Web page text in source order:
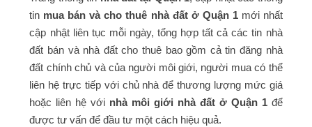
tin mua bán và cho thuê nhà đất ở Quận 1mới nhất
cập nhật liên tục mỗi ngày, tổng hợp tất cả các tin nhà
đất bán và nhà đất cho thuê bao gồm cả tin đăng nhà
đất chính chủ và của người môi giới, người mua có thể
liên hệ trực tiếp với chủ nhà để thương lượng mức giá
hoặc liên hệ với nhà môi giới nhà đất ở Quận 1để
được tư vấn để đầu tư một cách hiệu quả.